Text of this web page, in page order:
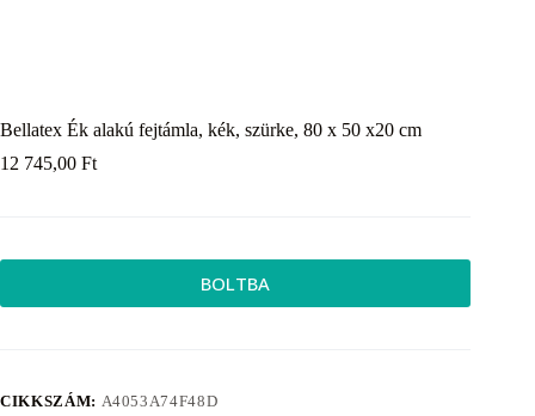
Bellatex Ék alakú fejtámla, kék, szürke, 80 x 50 x20 cm
12 745,00 Ft
BOLTBA
CIKKSZÁM: A4053A74F48D